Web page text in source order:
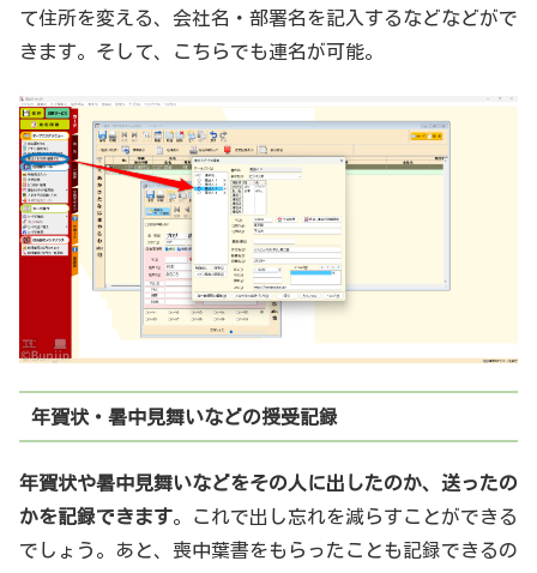
て住所を変える、会社名・部署名を記入するなどなどがで
きます。そして、こちらでも連名が可能。
年賀状・暑中見舞いなどの授受記録
年賀状や暑中見舞いなどをその人に出したのか、送ったの
かを記録できます。これで出し忘れを減らすことができる
でしょう。あと、喪中葉書をもらったことも記録できるの